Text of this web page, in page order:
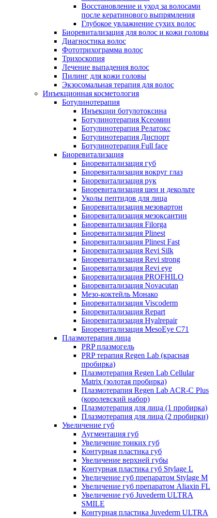
Восстановление и уход за волосами
после кератинового выпрямления
Глубокое увлажнение сухих волос
Биоревитализация для волос и кожи головы
Диагностика волос
Фототрихограмма волос
Трихоскопия
Лечение выпадения волос
Пилинг для кожи головы
Экзосомальная терапия для волос
Инъекционная косметология
Ботулинотерапия
Инъекции ботулотоксина
Ботулинотерапия Ксеомин
Ботулинотерапия Релатокс
Ботулинотерапия Диспорт
Ботулинотерапия Full face
Биоревитализация
Биоревитализация губ
Биоревитализация вокруг глаз
Биоревитализация рук
Биоревитализация шеи и декольте
Уколы пептидов для лица
Биоревитализация мезовартон
Биоревитализация мезоксантин
Биоревитализация Filorga
Биоревитализация Plinest
Биоревитализация Plinest Fast
Биоревитализация Revi Silk
Биоревитализация Revi strong
Биоревитализация Revi eye
Биоревитализация PROFHILO
Биоревитализация Novacutan
Мезо-коктейль Монако
Биоревитализация Viscoderm
Биоревитализация Repart
Биоревитализация Hyalrepair
Биоревитализация MesoEye C71
Плазмотерапия лица
PRP плазмогель
PRP терапия Regen Lab (красная
пробирка)
Плазмотерапия Regen Lab Cellular
Matrix (золотая пробирка)
Плазмотерапия Regen Lab ACR-C Plus
(королевский набор)
Плазмотерапия для лица (1 пробирка)
Плазмотерапия для лица (2 пробирки)
Увеличение губ
Аугментация губ
Увеличение тонких губ
Контурная пластика губ
Увеличение верхней губы
Контурная пластика губ Stylage L
Увеличение губ препаратом Stylage M
Увеличение губ препаратом Aliaxin FL
Увеличение губ Juvederm ULTRA
SMILE
Контурная пластика Juvederm ULTRA